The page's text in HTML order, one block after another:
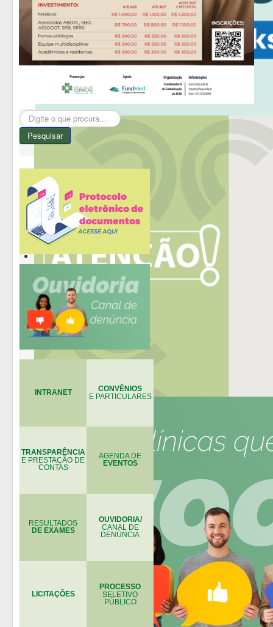
Pesquisar...
Pesquisar
INTRANET CONVÊNIOS
E PARTICULARES
TRANSPARÊNCIA
E PRESTAÇÃO DE
CONTAS
AGENDA DE
EVENTOS
RESULTADOS
DE EXAMES
OUVIDORIA/
CANAL DE
DENÚNCIA
LICITAÇÕES
PROCESSO
SELETIVO
PÚBLICO